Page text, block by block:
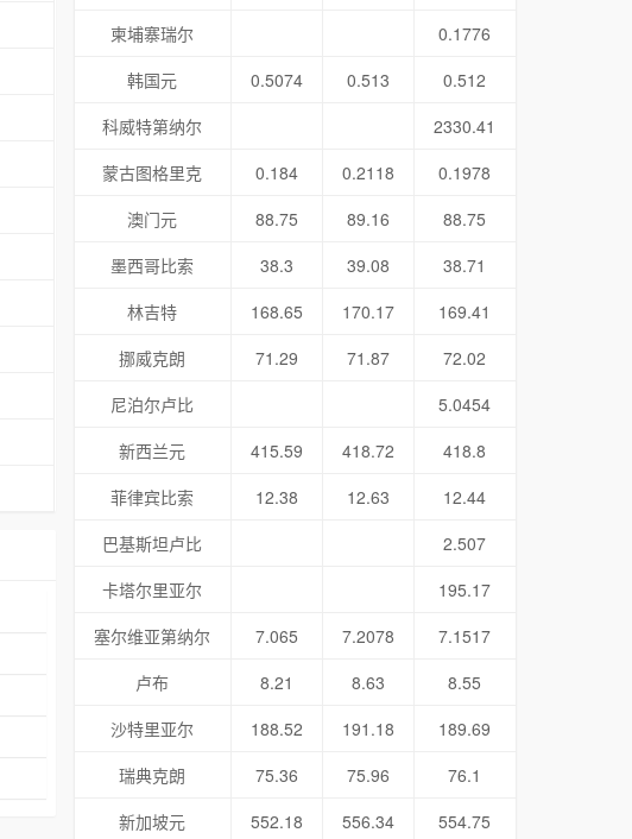
柬埔寨瑞尔
0.1776
韩国元
0.5074 0.513
0.512
科威特第纳尔
2330.41
蒙古图格里克
0.184 0.2118
0.1978
澳门元
88.75 89.16
88.75
墨西哥比索
38.3 39.08
38.71
林吉特
168.65 170.17
169.41
挪威克朗
71.29 71.87
72.02
尼泊尔卢比
5.0454
新西兰元
415.59 418.72
418.8
菲律宾比索
12.38 12.63
12.44
巴基斯坦卢比
2.507
卡塔尔里亚尔
195.17
塞尔维亚第纳尔
7.065 7.2078
7.1517
卢布
8.21 8.63
8.55
沙特里亚尔
188.52 191.18
189.69
瑞典克朗
75.36 75.96
76.1
新加坡元
552.18 556.34
554.75